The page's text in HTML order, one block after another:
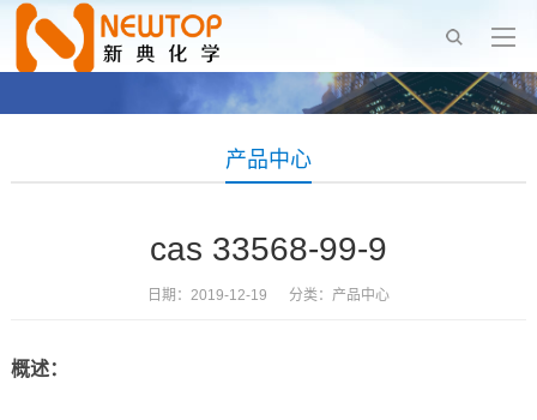
产品中心
cas 33568-99-9
日期：2019-12-19 分类： 产品中心
概述：